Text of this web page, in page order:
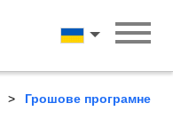
Українська
Грошове програмне